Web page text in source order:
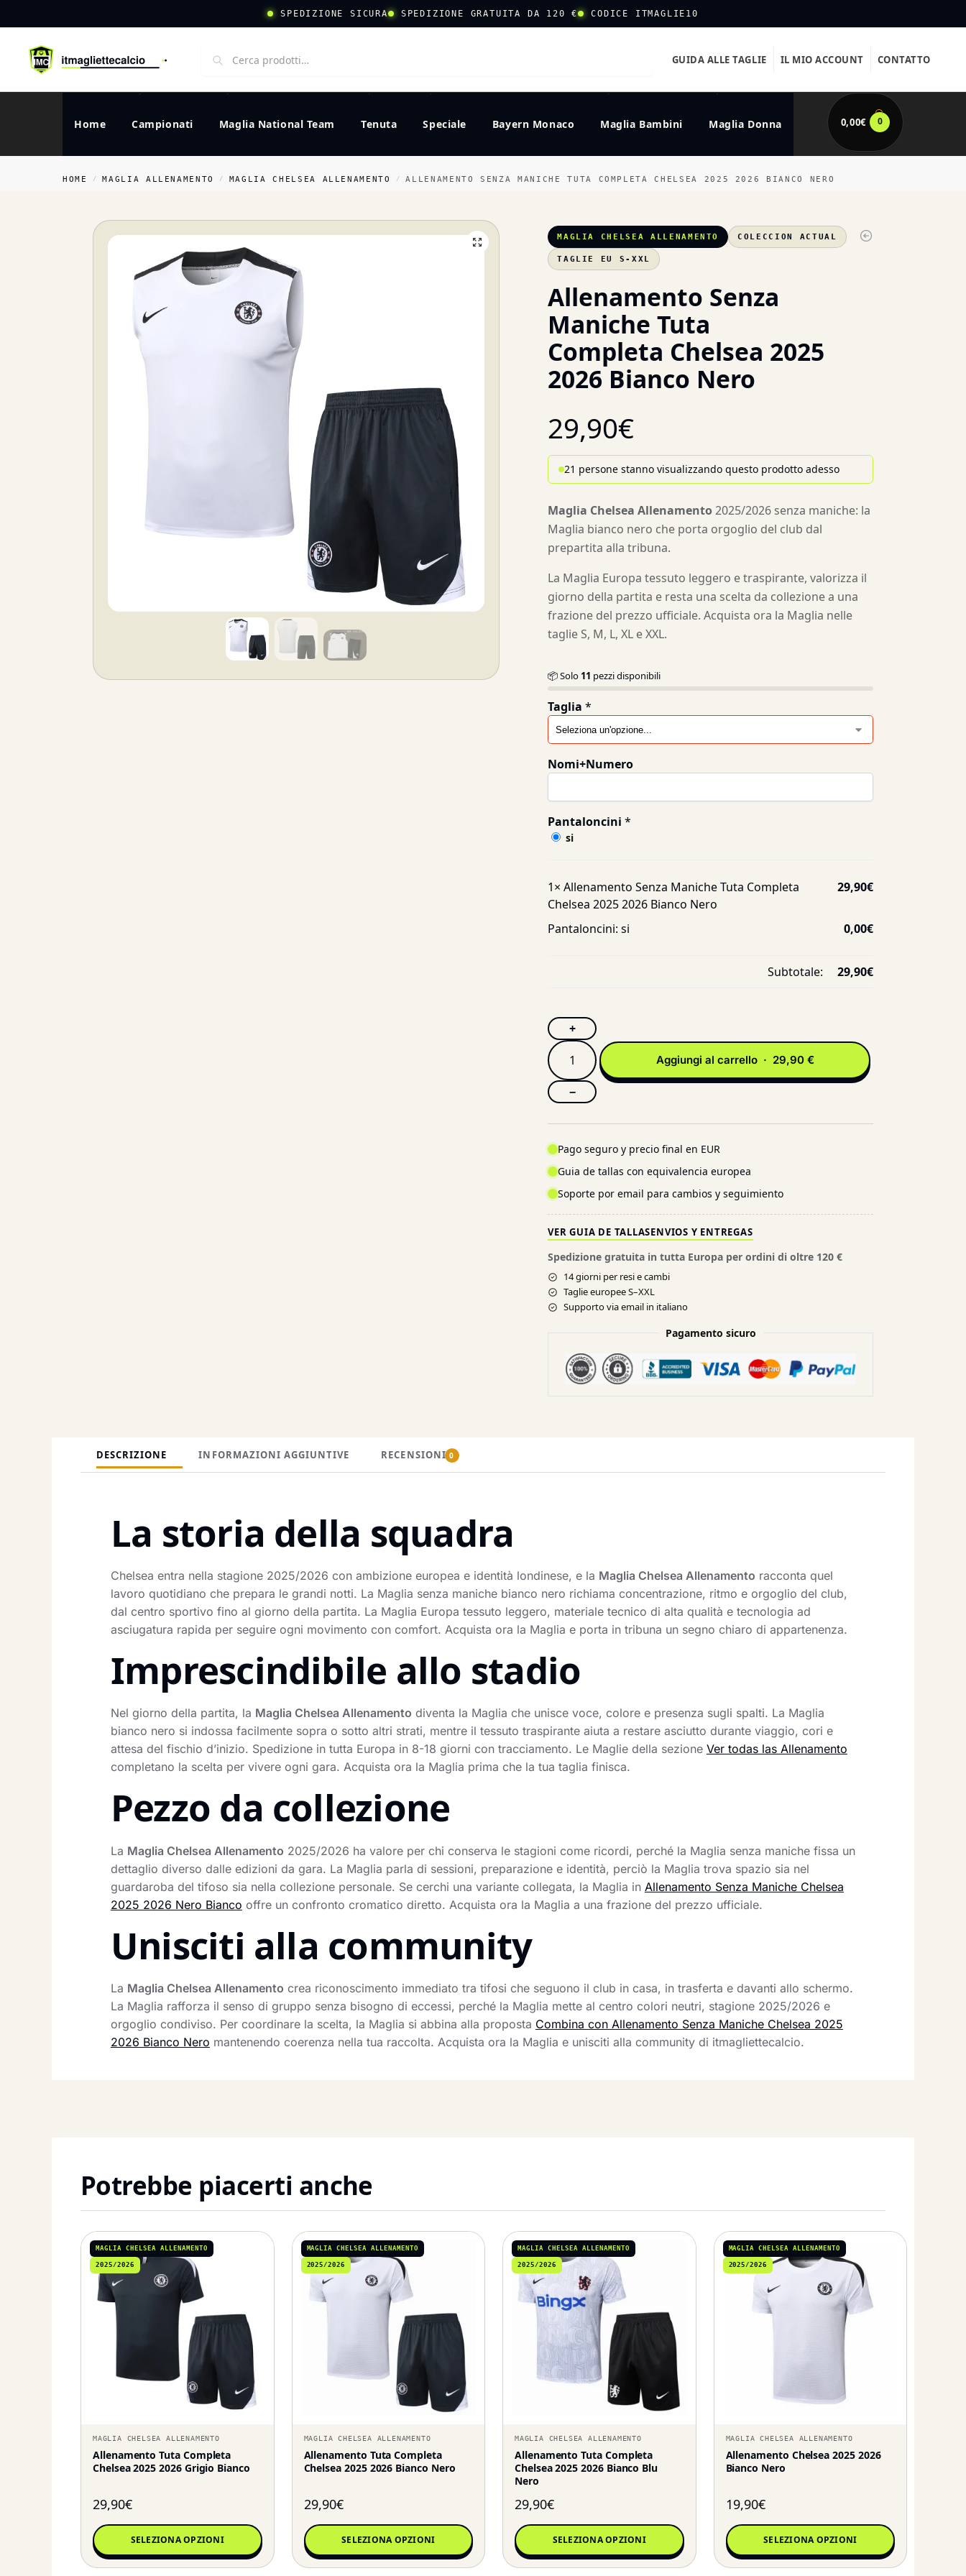
SPEDIZIONE SICURA SPEDIZIONE GRATUITA DA 120 € CODICE ITMAGLIE10
GUIDA ALLE TAGLIE IL MIO ACCOUNT CONTATTO
Home Campionati Maglia National Team Tenuta Speciale Bayern Monaco Maglia Bambini Maglia Donna 0,00€ 0
HOME / MAGLIA ALLENAMENTO / MAGLIA CHELSEA ALLENAMENTO / ALLENAMENTO SENZA MANICHE TUTA COMPLETA CHELSEA 2025 2026 BIANCO NERO
MAGLIA CHELSEA ALLENAMENTO COLECCION ACTUAL
TAGLIE EU S-XXL
Allenamento Senza
Maniche Tuta
Completa Chelsea 2025
2026 Bianco Nero
29,90€
21 persone stanno visualizzando questo prodotto adesso
Maglia Chelsea Allenamento2025/2026 senza maniche: la
Maglia bianco nero che porta orgoglio del club dal
prepartita alla tribuna.
La Maglia Europa tessuto leggero e traspirante, valorizza il
giorno della partita e resta una scelta da collezione a una
frazione del prezzo ufficiale. Acquista ora la Maglia nelle
taglie S, M, L, XL e XXL.
📦 Solo 11 pezzi disponibili
Taglia *
Nomi+Numero
Pantaloncini *
si
1× Allenamento Senza Maniche Tuta Completa
Chelsea 2025 2026 Bianco Nero
29,90€
Pantaloncini: si 0,00€
Subtotale: 29,90€
+
−
Aggiungi al carrello · 29,90 €
Pago seguro y precio final en EUR
Guia de tallas con equivalencia europea
Soporte por email para cambios y seguimiento
VER GUIA DE TALLASENVIOS Y ENTREGAS
Spedizione gratuita in tutta Europa per ordini di oltre 120 €
14 giorni per resi e cambi
Taglie europee S–XXL
Supporto via email in italiano
Pagamento sicuro
DESCRIZIONE INFORMAZIONI AGGIUNTIVE RECENSIONI 0
La storia della squadra
Chelsea entra nella stagione 2025/2026 con ambizione europea e identità londinese, e la Maglia Chelsea Allenamento racconta quel
lavoro quotidiano che prepara le grandi notti. La Maglia senza maniche bianco nero richiama concentrazione, ritmo e orgoglio del club,
dal centro sportivo fino al giorno della partita. La Maglia Europa tessuto leggero, materiale tecnico di alta qualità e tecnologia ad
asciugatura rapida per seguire ogni movimento con comfort. Acquista ora la Maglia e porta in tribuna un segno chiaro di appartenenza.
Imprescindibile allo stadio
Nel giorno della partita, la Maglia Chelsea Allenamento diventa la Maglia che unisce voce, colore e presenza sugli spalti. La Maglia
bianco nero si indossa facilmente sopra o sotto altri strati, mentre il tessuto traspirante aiuta a restare asciutto durante viaggio, cori e
attesa del fischio d’inizio. Spedizione in tutta Europa in 8-18 giorni con tracciamento. Le Maglie della sezione Ver todas las Allenamento
completano la scelta per vivere ogni gara. Acquista ora la Maglia prima che la tua taglia finisca.
Pezzo da collezione
La Maglia Chelsea Allenamento 2025/2026 ha valore per chi conserva le stagioni come ricordi, perché la Maglia senza maniche fissa un
dettaglio diverso dalle edizioni da gara. La Maglia parla di sessioni, preparazione e identità, perciò la Maglia trova spazio sia nel
guardaroba del tifoso sia nella collezione personale. Se cerchi una variante collegata, la Maglia in Allenamento Senza Maniche Chelsea
2025 2026 Nero Bianco offre un confronto cromatico diretto. Acquista ora la Maglia a una frazione del prezzo ufficiale.
Unisciti alla community
La Maglia Chelsea Allenamento crea riconoscimento immediato tra tifosi che seguono il club in casa, in trasferta e davanti allo schermo.
La Maglia rafforza il senso di gruppo senza bisogno di eccessi, perché la Maglia mette al centro colori neutri, stagione 2025/2026 e
orgoglio condiviso. Per coordinare la scelta, la Maglia si abbina alla proposta Combina con Allenamento Senza Maniche Chelsea 2025
2026 Bianco Nero mantenendo coerenza nella tua raccolta. Acquista ora la Maglia e unisciti alla community di itmagliettecalcio.
Potrebbe piacerti anche
MAGLIA CHELSEA ALLENAMENTO
2025/2026
MAGLIA CHELSEA ALLENAMENTO
Allenamento Tuta Completa
Chelsea 2025 2026 Grigio Bianco
29,90€
SELEZIONA OPZIONI
MAGLIA CHELSEA ALLENAMENTO
2025/2026
MAGLIA CHELSEA ALLENAMENTO
Allenamento Tuta Completa
Chelsea 2025 2026 Bianco Nero
29,90€
SELEZIONA OPZIONI
MAGLIA CHELSEA ALLENAMENTO
2025/2026
MAGLIA CHELSEA ALLENAMENTO
Allenamento Tuta Completa
Chelsea 2025 2026 Bianco Blu
Nero
29,90€
SELEZIONA OPZIONI
MAGLIA CHELSEA ALLENAMENTO
2025/2026
MAGLIA CHELSEA ALLENAMENTO
Allenamento Chelsea 2025 2026
Bianco Nero
19,90€
SELEZIONA OPZIONI